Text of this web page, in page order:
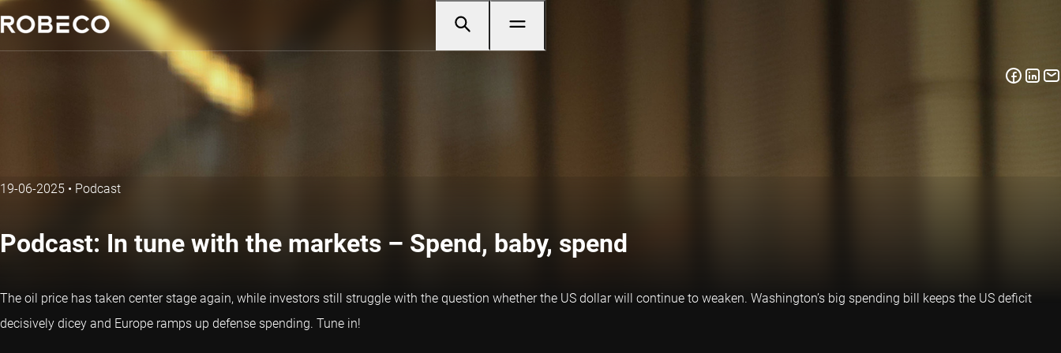
19-06-2025 • Podcast
Podcast: In tune with the markets – Spend, baby, spend
The oil price has taken center stage again, while investors still struggle with the question whether the US dollar will continue to weaken. Washington’s big spending bill keeps the US deficit
decisively dicey and Europe ramps up defense spending. Tune in!